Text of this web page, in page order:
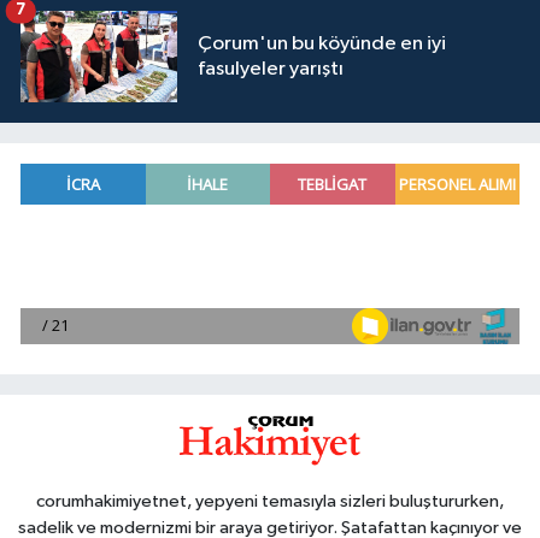
Çorum'un bu köyünde en iyi
fasulyeler yarıştı
7
corumhakimiyetnet, yepyeni temasıyla sizleri buluştururken,
sadelik ve modernizmi bir araya getiriyor. Şatafattan kaçınıyor ve